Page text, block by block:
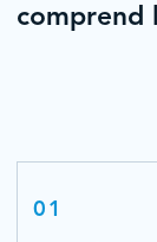
comprend
01